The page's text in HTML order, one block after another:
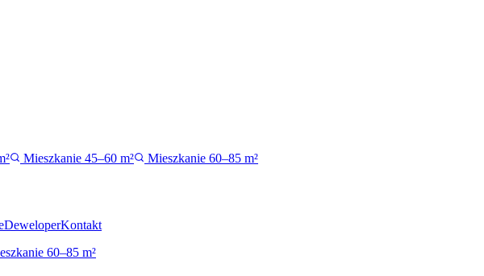
Mieszkanie 45–60 m²
Mieszkanie 60–85 m²
DeweloperKontakt
60–85 m²